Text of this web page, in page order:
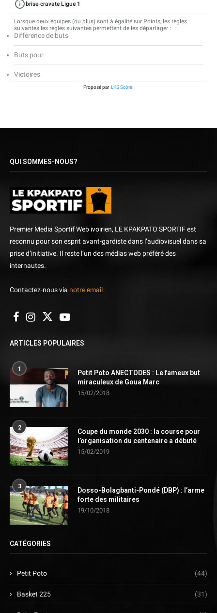
brise-cravate Ligue 1
Lorsque deux équipes (ou plus) sont à égalité sur Points, les règles
suivantes les règles suivantes permettent de les départager :
Différence de buts
Buts pour
Victoires
Proposé par LKS Score
QUI SOMMES-NOUS?
Premier Media Sportif Web ivoirien, LE KPAKPATO SPORTIF est
reconnu pour son esprit avant-gardiste dans l’audiovisuel dans sa
prise d’initiative. Il reste l’un des médias web préféré des
internautes.
Contactez-nous via notre email
ARTICLES POPULAIRES
1
Petit Poto ANECTODES : Le fameux but
miraculeux de Goua Marc
15/02/2018
2
Coupe du monde 2030 : la course pour
l’organisation du centenaire a débuté
15/02/2019
3
Dosso-Bolagbanti-Pondé (DBP) : l’arme
forte des militaires
19/10/2018
CATÉGORIES
Petit Poto (44)
Basket 225 (31)